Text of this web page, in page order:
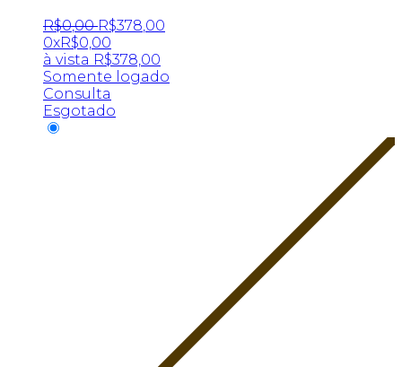
R$0,00 R$378 00
0xR$0,00
à vista R$378,00
Somente logado
Consulta
Esgotado